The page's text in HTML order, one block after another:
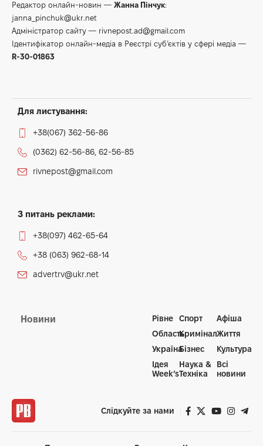
Редактор онлайн-новин — Жанна Пінчук:
janna_pinchuk@ukr.net
Адміністратор сайту — rivnepost.ad@gmail.com
Ідентифікатор онлайн-медіа в Реєстрі суб’єктів у сфері медіа —
R-30-01863
Для листування:
+38(067) 362-56-86
(0362) 62-56-86, 62-56-85
rivnepost@gmail.com
З питань реклами:
+38(097) 462-65-64
+38 (063) 962-68-14
advertrv@ukr.net
Новини
Рівне
Область
Україна
Ідея
Week’s
Спорт
Кримінал
Бізнес
Наука &
Техніка
Афіша
Життя
Культура
Всі
новини
Слідкуйте за нами